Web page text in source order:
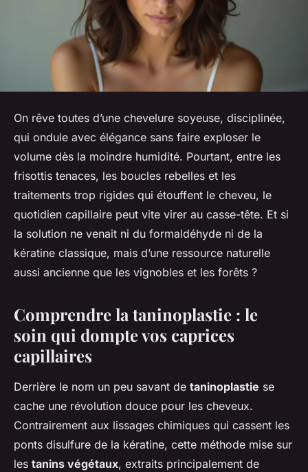
On rêve toutes d’une chevelure soyeuse, disciplinée,
qui ondule avec élégance sans faire exploser le
volume dès la moindre humidité. Pourtant, entre les
frisottis tenaces, les boucles rebelles et les
traitements trop rigides qui étouffent le cheveu, le
quotidien capillaire peut vite virer au casse-tête. Et si
la solution ne venait ni du formaldéhyde ni de la
kératine classique, mais d’une ressource naturelle
aussi ancienne que les vignobles et les forêts ?
Comprendre la taninoplastie : le
soin qui dompte vos caprices
capillaires
Derrière le nom un peu savant de taninoplastie se
cache une révolution douce pour les cheveux.
Contrairement aux lissages chimiques qui cassent les
ponts disulfure de la kératine, cette méthode mise sur
les tanins végétaux, extraits principalement de